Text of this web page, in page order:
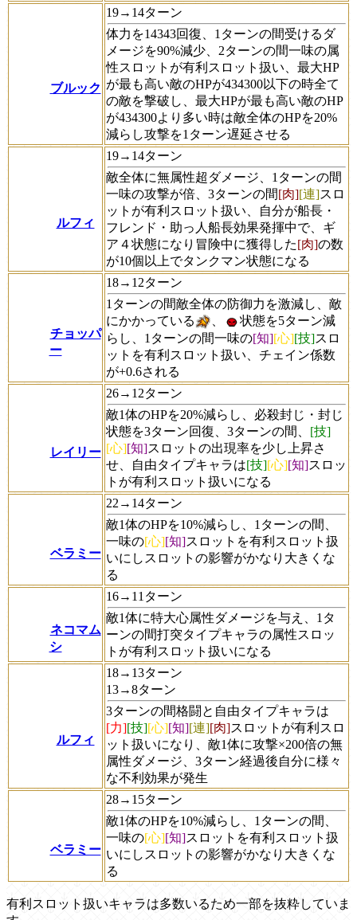
ブルック
19→14ターン
体力を14343回復、1ターンの間受けるダ
メージを90%減少、2ターンの間一味の属
性スロットが有利スロット扱い、最大HP
が最も高い敵のHPが434300以下の時全て
の敵を撃破し、最大HPが最も高い敵のHP
が434300より多い時は敵全体のHPを20%
減らし攻撃を1ターン遅延させる
ルフィ
19→14ターン
敵全体に無属性超ダメージ、1ターンの間
一味の攻撃が倍、3ターンの間[肉][連]スロ
ットが有利スロット扱い、自分が船長・
フレンド・助っ人船長効果発揮中で、ギ
ア４状態になり冒険中に獲得した[肉]の数
が10個以上でタンクマン状態になる
チョッパ
ー
18→12ターン
1ターンの間敵全体の防御力を激減し、敵
にかかっている
状態を5ターン減
らし、1ターンの間一味の[知][心][技]スロ
ットを有利スロット扱い、チェイン係数
が+0.6される
レイリー
26→12ターン
敵1体のHPを20%減らし、必殺封じ・封じ
状態を3ターン回復、3ターンの間、 [技]
[心][知]スロットの出現率を少し上昇さ
せ、自由タイプキャラは[技][心][知]スロッ
トが有利スロット扱いになる
ベラミー
22→14ターン
敵1体のHPを10%減らし、1ターンの間、
一味の[心][知]スロットを有利スロット扱
いにしスロットの影響がかなり大きくな
る
ネコマム
シ
16→11ターン
敵1体に特大心属性ダメージを与え、1タ
ーンの間打突タイプキャラの属性スロッ
トが有利スロット扱いになる
ルフィ
18→13ターン
13→8ターン
3ターンの間格闘と自由タイプキャラは
[力][技][心][知][連][肉]スロットが有利スロ
ット扱いになり、敵1体に攻撃×200倍の無
属性ダメージ、3ターン経過後自分に様々
な不利効果が発生
ベラミー
28→15ターン
敵1体のHPを10%減らし、1ターンの間、
一味の[心][知]スロットを有利スロット扱
いにしスロットの影響がかなり大きくな
る
有利スロット扱いキャラは多数いるため一部を抜粋していま